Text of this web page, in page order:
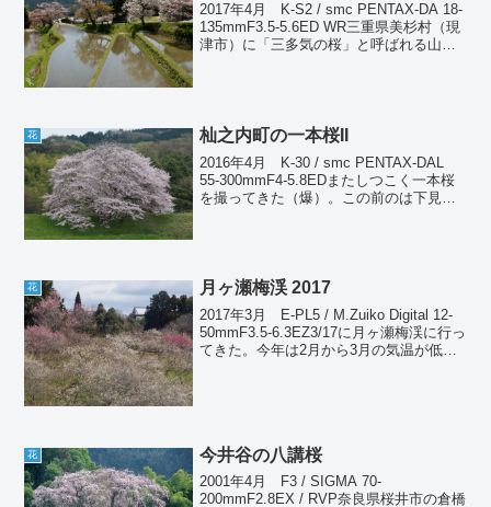
2017年4月 K-S2 / smc PENTAX-DA 18-
135mmF3.5-5.6ED WR三重県美杉村（現
津市）に「三多気の桜」と呼ばれる山桜
花 杣之内町の一本桜II
2016年4月 K-30 / smc PENTAX-DAL
55-300mmF4-5.8EDまたしつこく一本桜
を撮ってきた（爆）。この前のは下見
花 月ヶ瀬梅渓 2017
2017年3月 E-PL5 / M.Zuiko Digital 12-
50mmF3.5-6.3EZ3/17に月ヶ瀬梅渓に行っ
てきた。今年は2月から3月の気温が低か
花 今井谷の八講桜
2001年4月 F3 / SIGMA 70-
200mmF2.8EX / RVP奈良県桜井市の倉橋